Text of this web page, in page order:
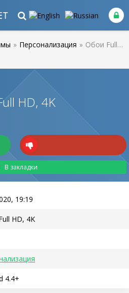
» Персонализация » Обои Full HD, 4K
HD, 4K
В закладки
19:19
HD, 4K
4.4+